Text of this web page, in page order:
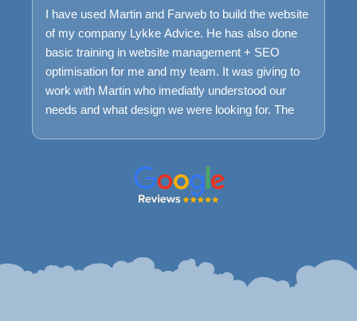
I have used Martin and Farweb to build the website
of my company Lykke Advice. He has also done
basic training in website management + SEO
optimisation for me and my team. It was giving to
work with Martin who imediatly understood our
needs and what design we were looking for. The
maintance package with Farweb to ensure that if
we encounter problems we can easily get help to
understand it and fix it.